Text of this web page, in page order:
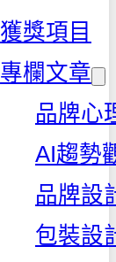
獲獎項目
專欄文章
品牌心
AI趨勢
品牌設
包裝設